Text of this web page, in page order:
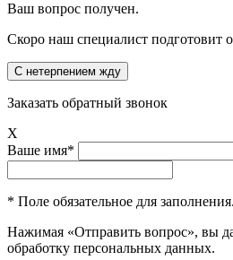
Ваш вопрос получен.
Скоро наш специалист подготовит
Заказать обратный звонок
X
Ваше имя*
* Поле обязательное для заполнения.
Нажимая «Отправить вопрос», вы
обработку персональных данных.